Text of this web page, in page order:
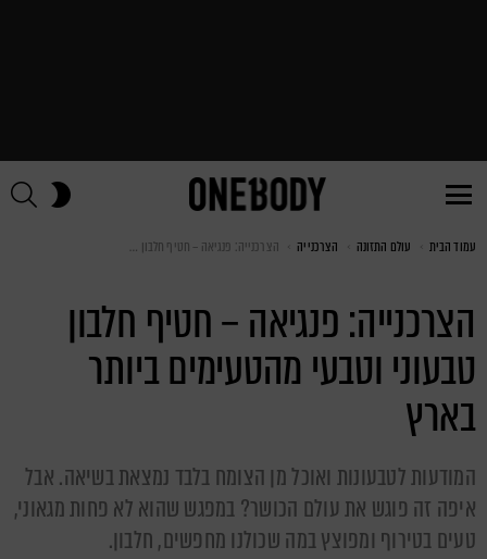
SKIN
You are here:
עמוד הבית עולם התזונה הצרכנייה הצרכנייה: פנגיאה – חטיף חלבון טבעוני וטבעי מהטעימים ביותר בארץ
הצרכנייה: פנגיאה – חטיף חלבון
טבעוני וטבעי מהטעימים ביותר
בארץ
המודעות לטבעונות ואוכל מן הצומח בלבד נמצאת בשיאה. אבל
איפה זה פוגש את עולם הכושר? במפגש שהוא לא פחות מגאוני,
טעים בטירוף ומפוצץ במה שכולנו מחפשים, חלבון.